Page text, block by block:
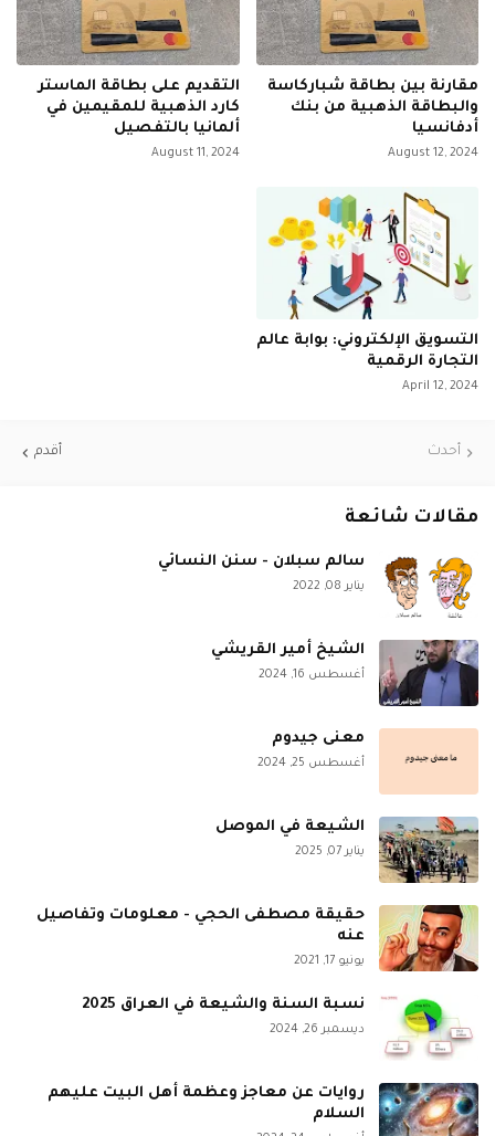
مقارنة بين بطاقة شباركاسة
والبطاقة الذهبية من بنك
أدفانسيا
August 12, 2024
التقديم على بطاقة الماستر
كارد الذهبية للمقيمين في
ألمانيا بالتفصيل
August 11, 2024
التسويق الإلكتروني: بوابة عالم
التجارة الرقمية
April 12, 2024
أحدث أقدم
مقالات شائعة
سالم سبلان - سنن النسائي
يناير 08, 2022
الشيخ أمير القريشي
أغسطس 16, 2024
معنى جيدوم
أغسطس 25, 2024
الشيعة في الموصل
يناير 07, 2025
حقيقة مصطفى الحجي - معلومات وتفاصيل
عنه
يونيو 17, 2021
نسبة السنة والشيعة في العراق 2025
ديسمبر 26, 2024
روايات عن معاجز وعظمة أهل البيت عليهم
السلام